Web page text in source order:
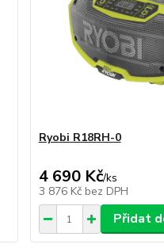
Ryobi R18RH-0
4 690 Kč/ks
3 876 Kč bez DPH
Přidat